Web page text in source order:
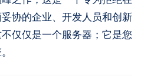
协的企业、开发人员和创新
仅仅是一个服务器；它是您